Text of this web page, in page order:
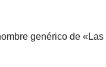
genérico de «Las